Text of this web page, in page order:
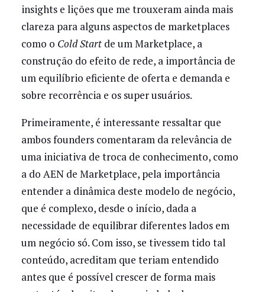
insights e lições que me trouxeram ainda mais
clareza para alguns aspectos de marketplaces
como o Cold Startde um Marketplace, a
construção do efeito de rede, a importância de
um equilíbrio eficiente de oferta e demanda e
sobre recorrência e os super usuários.
Primeiramente, é interessante ressaltar que
ambos founders comentaram da relevância de
uma iniciativa de troca de conhecimento, como
a do AEN de Marketplace, pela importância
entender a dinâmica deste modelo de negócio,
que é complexo, desde o início, dada a
necessidade de equilibrar diferentes lados em
um negócio só. Com isso, se tivessem tido tal
conteúdo, acreditam que teriam entendido
antes que é possível crescer de forma mais